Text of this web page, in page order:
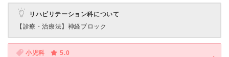
リハビリテーション科について
【診療・治療法】 神経ブロック
小児科
5.0